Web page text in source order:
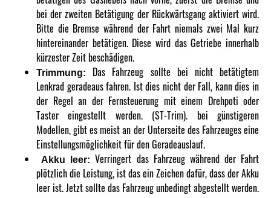
bei der zweiten Betätigung der Rückwärtsgang aktiviert wird.
Bitte die Bremse während der Fahrt niemals zwei Mal kurz
hintereinander betätigen. Diese wird das Getriebe innerhalb
kürzester Zeit beschädigen.
Trimmung: Das Fahrzeug sollte bei nicht betätigtem
Lenkrad geradeaus fahren. Ist dies nicht der Fall, kann dies in
der Regel an der Fernsteuerung mit einem Drehpoti oder
Taster eingestellt werden. (ST-Trim). bei günstigeren
Modellen, gibt es meist an der Unterseite des Fahrzeuges eine
Einstellungsmöglichkeit für den Geradeauslauf.
Akku leer: Verringert das Fahrzeug während der Fahrt
plötzlich die Leistung, ist das ein Zeichen dafür, dass der Akku
leer ist. Jetzt sollte das Fahrzeug unbedingt abgestellt werden.